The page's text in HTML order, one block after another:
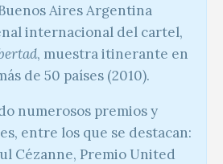
Aires Argentina
internacional del cartel,
, muestra itinerante en
de 50 países (2010).
numerosos premios y
entre los que se destacan:
Cézanne, Premio United